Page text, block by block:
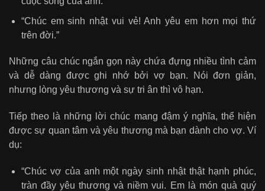
“Chúc em sinh nhật vui vẻ! Anh yêu em hơn mọi thứ
trên đời.”
Những câu chúc ngắn gọn này chứa đựng nhiều tình cảm
và dễ dàng được ghi nhớ bởi vợ bạn. Nói đơn giản,
nhưng lòng yêu thương và sự tri ân thì vô hạn.
Tiếp theo là những lời chúc mang đậm ý nghĩa, thể hiện
được sự quan tâm và yêu thương mà bạn dành cho vợ. Ví
dụ:
“Chúc vợ của anh một ngày sinh nhật thật hạnh phúc,
tràn đầy yêu thương và niềm vui. Em là món quà quý